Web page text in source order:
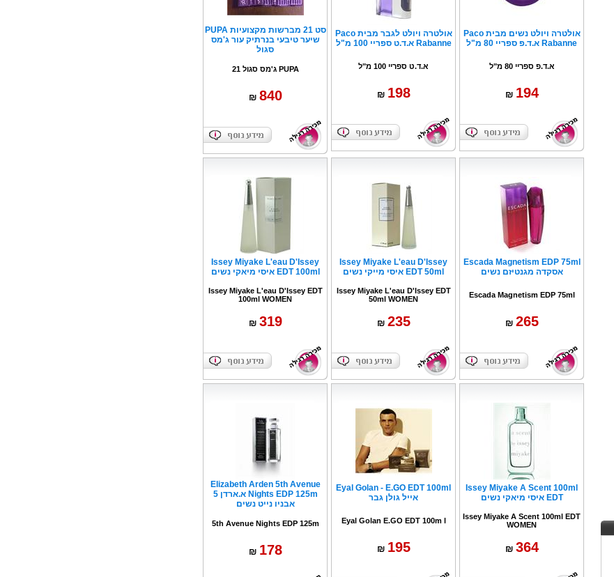
אולטרה ויולט נשים מבית Paco
Rabanne א.ד.פ ספריי 80 מ"ל
א.ד.פ ספריי 80 מ"ל
194
₪
אולטרה ויולט לגבר מבית Paco
Rabanne א.ד.ט ספריי 100 מ"ל
א.ד.ט ספריי 100 מ"ל
198
₪
סט 21 מברשות מקצועיות PUPA
שיער טיבעי בנרתיק עור ג'מס
סגול
PUPA ג'מס סגול 21
840
₪
Escada Magnetism EDP 75ml
אסקדה מגנטיזם נשים
Escada Magnetism EDP 75ml
265
₪
Issey Miyake L'eau D'Issey
EDT 50ml איסי מייקי נשים
Issey Miyake L'eau D'Issey EDT
50ml WOMEN
235
₪
Issey Miyake L'eau D'Issey
EDT 100ml איסי מיאקי נשים
Issey Miyake L'eau D'Issey EDT
100ml WOMEN
319
₪
Issey Miyake A Scent 100ml
EDT איסי מיאקי נשים
Issey Miyake A Scent 100ml EDT
WOMEN
364
₪
Eyal Golan - E.GO EDT 100ml
אייל גולן גבר
Eyal Golan E.GO EDT 100m l
195
₪
Elizabeth Arden 5th Avenue
Nights EDP 125m א.ארדן 5
אבניו נייט נשים
5th Avenue Nights EDP 125m
178
₪